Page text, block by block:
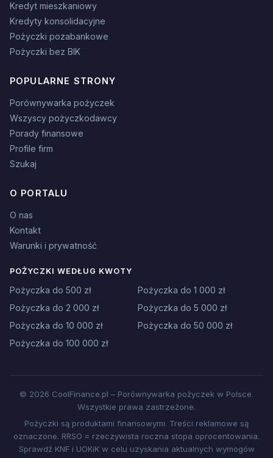
Kredyt mieszkaniowy
Kredyty konsolidacyjne
Pożyczki pozabankowe
Pożyczki bez BIK
POPULARNE STRONY
Porównywarka pożyczek
Wszyscy pożyczkodawcy
Porady finansowe
Profile firm
Szukaj
O PORTALU
O nas
Kontakt
Warunki i prywatność
POŻYCZKI WEDŁUG KWOTY
Pożyczka do 500 zł
Pożyczka do 1 000 zł
Pożyczka do 2 000 zł
Pożyczka do 5 000 zł
Pożyczka do 10 000 zł
Pożyczka do 50 000 zł
Pożyczka do 100 000 zł
© 2026 CoolFinance.pl – Porównywarka pożyczek w Polsce.
Wszystkie prawa zastrzeżone.
Pożyczki są produktami finansowymi. Treści reklamowe są
oznaczone. RRSO = rzeczywista roczna stopa oprocentowania.
Sprawdź KNF i UOKiK w celu uzyskania aktualnych wymogów